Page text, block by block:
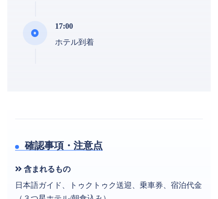
17:00
ホテル到着
確認事項・注意点
含まれるもの
日本語ガイド、トゥクトゥク送迎、乗車券、宿泊代金